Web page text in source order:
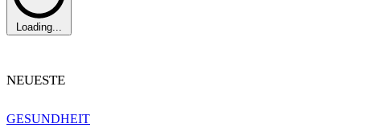
Loading...
NEUESTE
GESUNDHEIT